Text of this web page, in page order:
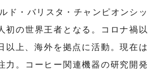
ド・バリスタ・チャンピオンシッ
初の世界王者となる。
コロナ禍以
以上、海外を拠点に活動。現在は
力。
コーヒー関連機器の研究開発